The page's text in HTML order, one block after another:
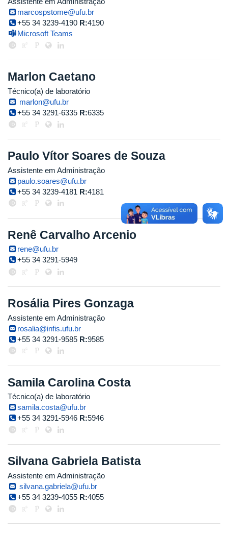
marcospstome@ufu.br
+55 34 3239-4190 R:4190
Microsoft Teams
Marlon Caetano
Técnico(a) de laboratório
marlon@ufu.br
+55 34 3291-6335 R:6335
Paulo Vítor Soares de Souza
Assistente em Administração
paulo.soares@ufu.br
+55 34 3239-4181 R:4181
Renê Carvalho Arcenio
rene@ufu.br
+55 34 3291-5949
Rosália Pires Gonzaga
Assistente em Administração
rosalia@infis.ufu.br
+55 34 3291-9585 R:9585
Samila Carolina Costa
Técnico(a) de laboratório
samila.costa@ufu.br
+55 34 3291-5946 R:5946
Silvana Gabriela Batista
Assistente em Administração
silvana.gabriela@ufu.br
+55 34 3239-4055 R:4055